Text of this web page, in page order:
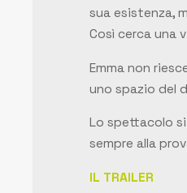
sua esistenza,
Così cerca una
Emma non
uno spazio del
Lo spettacolo si
sempre alla
IL TRAILER